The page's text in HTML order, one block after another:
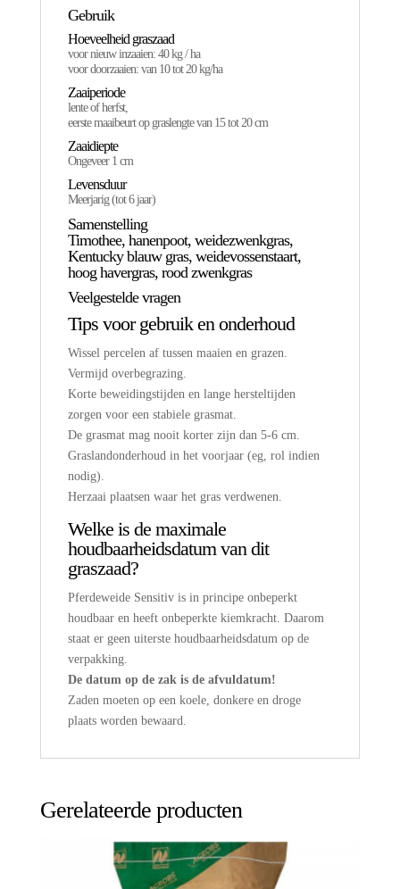
Gebruik
Hoeveelheid graszaad
voor nieuw inzaaien: 40 kg / ha
voor doorzaaien: van 10 tot 20 kg/ha
Zaaiperiode
lente of herfst,
eerste maaibeurt op graslengte van 15 tot 20 cm
Zaaidiepte
Ongeveer 1 cm
Levensduur
Meerjarig (tot 6 jaar)
Samenstelling
Timothee, hanenpoot, weidezwenkgras,
Kentucky blauw gras, weidevossenstaart,
hoog havergras, rood zwenkgras
Veelgestelde vragen
Tips voor gebruik en onderhoud
Wissel percelen af tussen maaien en grazen.
Vermijd overbegrazing.
Korte beweidingstijden en lange hersteltijden
zorgen voor een stabiele grasmat.
De grasmat mag nooit korter zijn dan 5-6 cm.
Graslandonderhoud in het voorjaar (eg, rol indien
nodig).
Herzaai plaatsen waar het gras verdwenen.
Welke is de maximale
houdbaarheidsdatum van dit
graszaad?
Pferdeweide Sensitiv is in principe onbeperkt
houdbaar en heeft onbeperkte kiemkracht. Daarom
staat er geen uiterste houdbaarheidsdatum op de
verpakking.
De datum op de zak is de afvuldatum!
Zaden moeten op een koele, donkere en droge
plaats worden bewaard.
Gerelateerde producten